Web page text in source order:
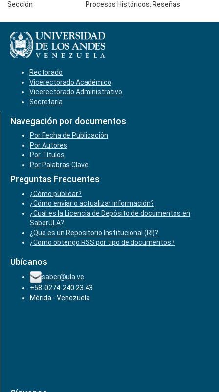
Sección
Procesos Históricos: Reseñas
Rectorado
Vicerectorado Académico
Vicerectorado Administrativo
Secretaría
Navegación por documentos
Por Fecha de Publicación
Por Autores
Por Títulos
Por Palabras Clave
Preguntas Frecuentes
¿Cómo publicar?
¿Cómo enviar o actualizar información?
¿Cuál es la Licencia de Depósito de documentos en
SaberULA?
¿Qué es un Repositorio Institucional (RI)?
¿Cómo obtengo RSS por tipo de documentos?
Ubícanos
saber@ula.ve
+58-0274-240.23.43
Mérida - Venezuela